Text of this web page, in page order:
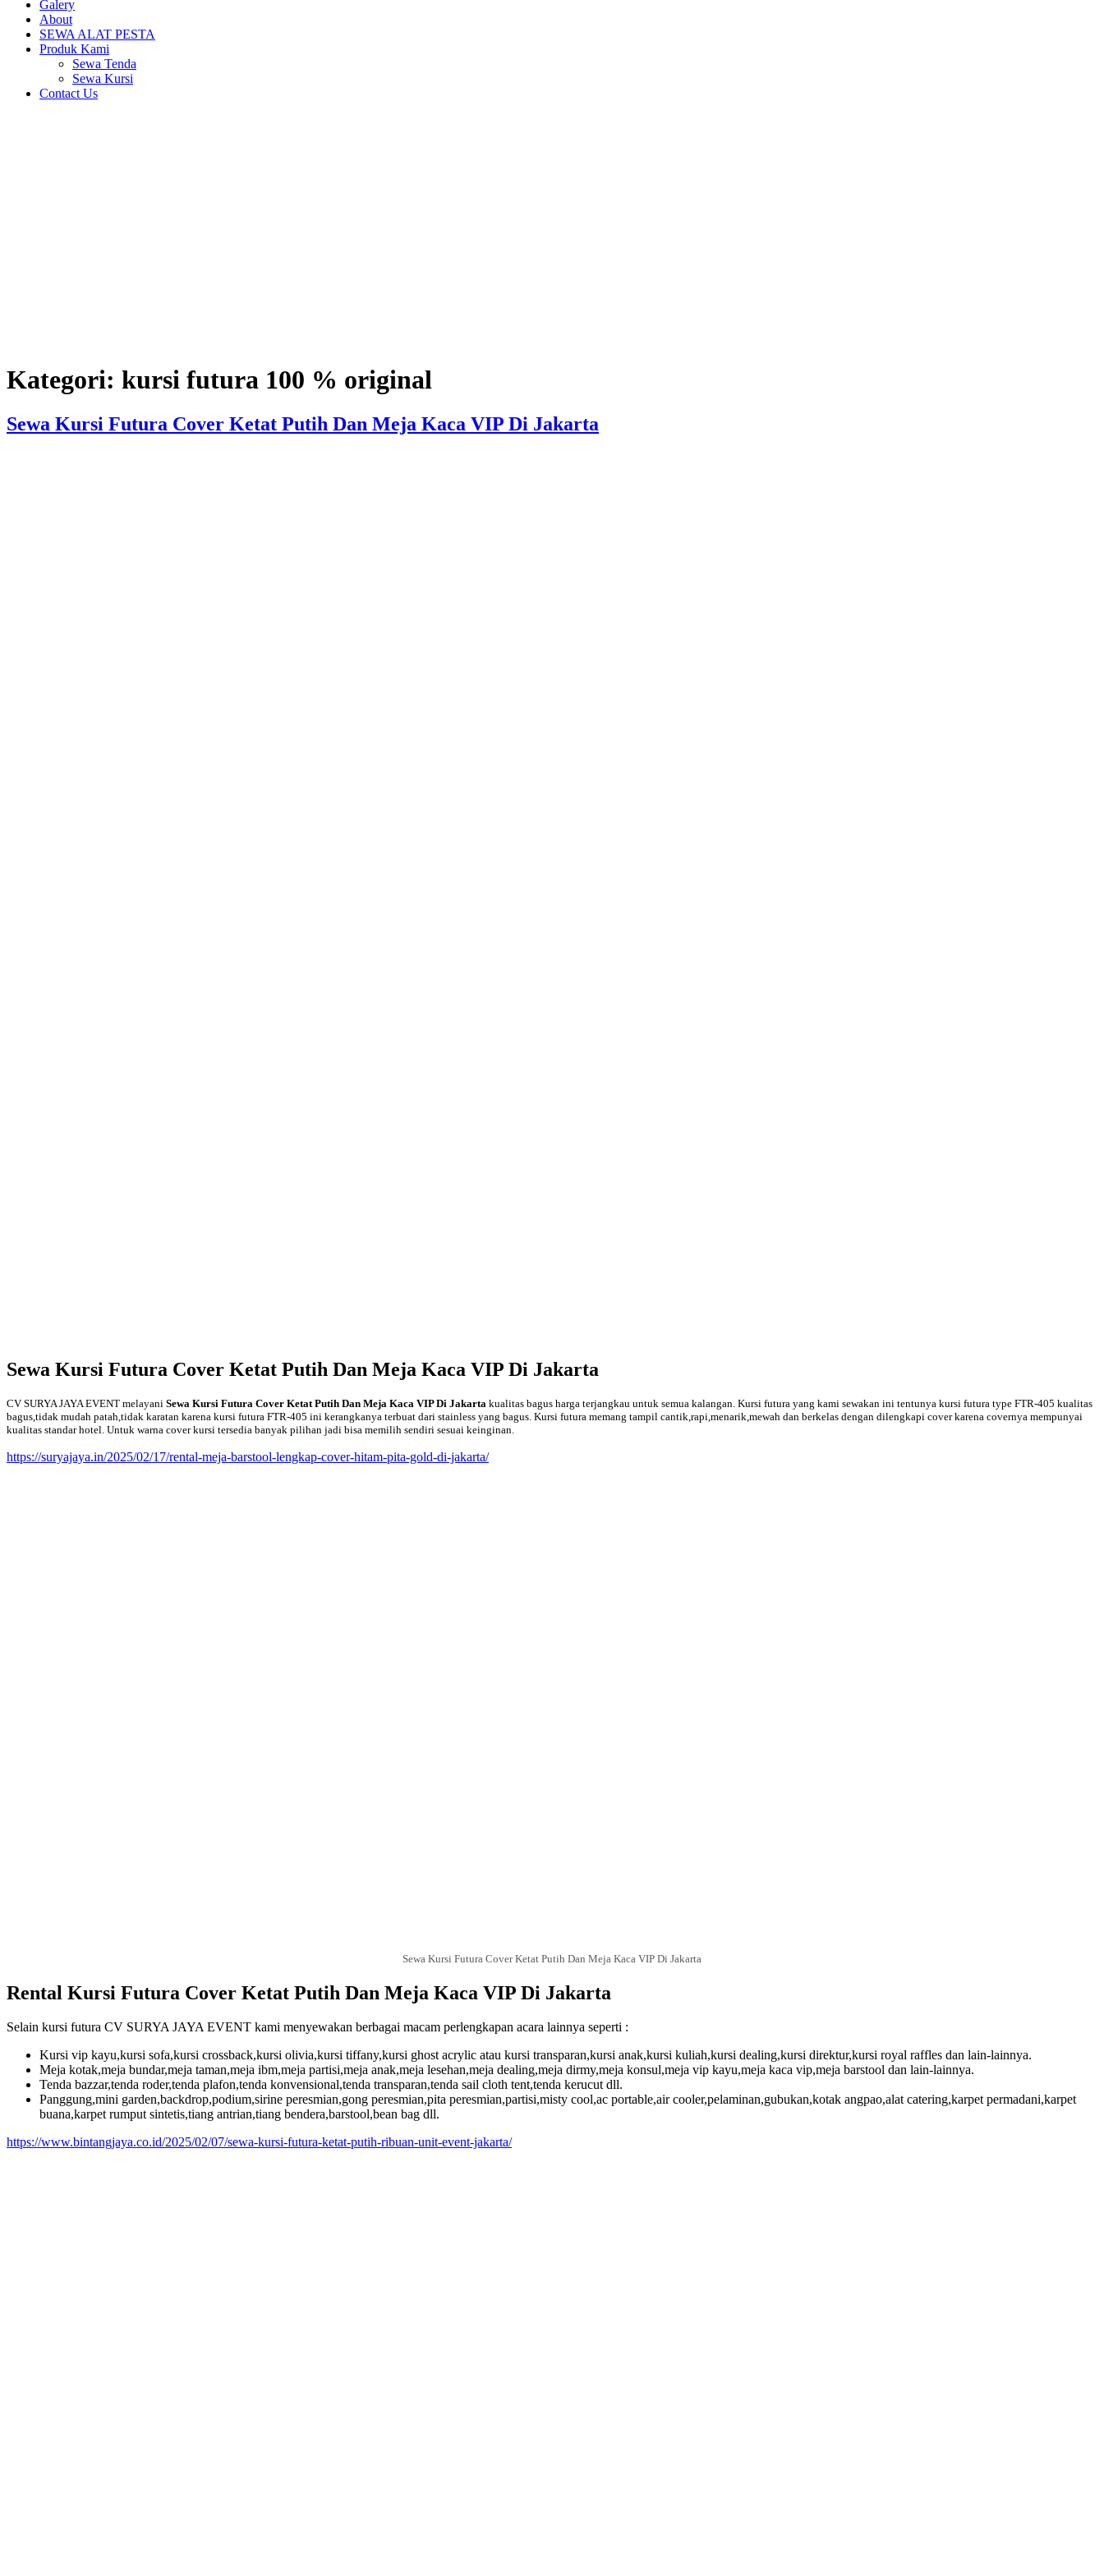
Galery
About
SEWA ALAT PESTA
Produk Kami
Sewa Tenda
Sewa Kursi
Contact Us
Kategori: kursi futura 100 % original
Sewa Kursi Futura Cover Ketat Putih Dan Meja Kaca VIP Di Jakarta
Sewa Kursi Futura Cover Ketat Putih Dan Meja Kaca VIP Di Jakarta
CV SURYA JAYA EVENT melayani Sewa Kursi Futura Cover Ketat Putih Dan Meja Kaca VIP Di Jakarta kualitas bagus harga terjangkau untuk semua kalangan. Kursi futura yang kami sewakan ini tentunya kursi futura type FTR-405 kualitas
bagus,tidak mudah patah,tidak karatan karena kursi futura FTR-405 ini kerangkanya terbuat dari stainless yang bagus. Kursi futura memang tampil cantik,rapi,menarik,mewah dan berkelas dengan dilengkapi cover karena covernya mempunyai
kualitas standar hotel. Untuk warna cover kursi tersedia banyak pilihan jadi bisa memilih sendiri sesuai keinginan.
https://suryajaya.in/2025/02/17/rental-meja-barstool-lengkap-cover-hitam-pita-gold-di-jakarta/
Sewa Kursi Futura Cover Ketat Putih Dan Meja Kaca VIP Di Jakarta
Rental Kursi Futura Cover Ketat Putih Dan Meja Kaca VIP Di Jakarta
Selain kursi futura CV SURYA JAYA EVENT kami menyewakan berbagai macam perlengkapan acara lainnya seperti :
Kursi vip kayu,kursi sofa,kursi crossback,kursi olivia,kursi tiffany,kursi ghost acrylic atau kursi transparan,kursi anak,kursi kuliah,kursi dealing,kursi direktur,kursi royal raffles dan lain-lainnya.
Meja kotak,meja bundar,meja taman,meja ibm,meja partisi,meja anak,meja lesehan,meja dealing,meja dirmy,meja konsul,meja vip kayu,meja kaca vip,meja barstool dan lain-lainnya.
Tenda bazzar,tenda roder,tenda plafon,tenda konvensional,tenda transparan,tenda sail cloth tent,tenda kerucut dll.
Panggung,mini garden,backdrop,podium,sirine peresmian,gong peresmian,pita peresmian,partisi,misty cool,ac portable,air cooler,pelaminan,gubukan,kotak angpao,alat catering,karpet permadani,karpet
buana,karpet rumput sintetis,tiang antrian,tiang bendera,barstool,bean bag dll.
https://www.bintangjaya.co.id/2025/02/07/sewa-kursi-futura-ketat-putih-ribuan-unit-event-jakarta/